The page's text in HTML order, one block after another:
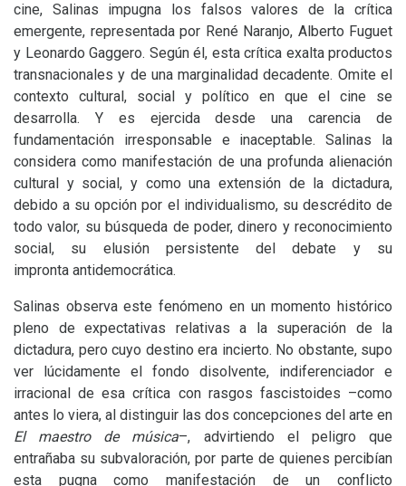
cine, Salinas impugna los falsos valores de la crítica
emergente, representada por René Naranjo, Alberto Fuguet
y Leonardo Gaggero. Según él, esta crítica exalta productos
transnacionales y de una marginalidad decadente. Omite el
contexto cultural, social y político en que el cine se
desarrolla. Y es ejercida desde una carencia de
fundamentación irresponsable e inaceptable. Salinas la
considera como manifestación de una profunda alienación
cultural y social, y como una extensión de la dictadura,
debido a su opción por el individualismo, su descrédito de
todo valor, su búsqueda de poder, dinero y reconocimiento
social, su elusión persistente del debate y su
impronta antidemocrática.
Salinas observa este fenómeno en un momento histórico
pleno de expectativas relativas a la superación de la
dictadura, pero cuyo destino era incierto. No obstante, supo
ver lúcidamente el fondo disolvente, indiferenciador e
irracional de esa crítica con rasgos fascistoides –como
antes lo viera, al distinguir las dos concepciones del arte en
El maestro de música–, advirtiendo el peligro que
entrañaba su subvaloración, por parte de quienes percibían
esta pugna como manifestación de un conflicto